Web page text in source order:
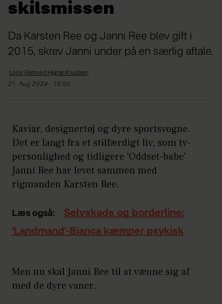
skilsmissen
Da Karsten Ree og Janni Ree blev gift i
2015, skrev Janni under på en særlig aftale.
Lotte Røntved HjarnøKnudsen
21. Aug 2024 - 16:50
Kaviar, designertøj og dyre sportsvogne.
Det er langt fra et stilfærdigt liv, som tv-
personlighed og tidligere 'Oddset-babe'
Janni Ree har levet sammen med
rigmanden Karsten Ree.
Læs også:
Selvskade og borderline:
'Landmand'-Bianca kæmper psykisk
Men nu skal Janni Ree til at vænne sig af
med de dyre vaner.